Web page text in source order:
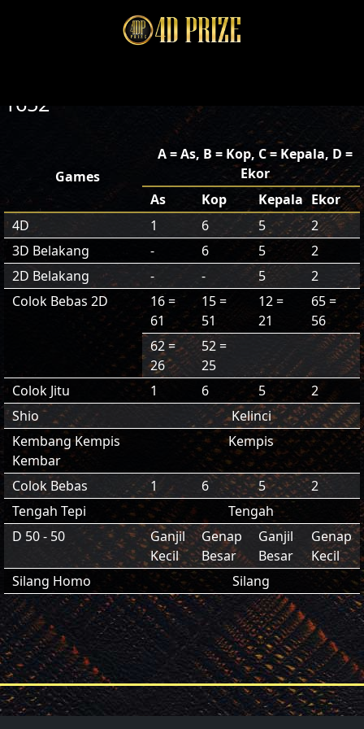
1652
Games
A = As, B = Kop, C = Kepala, D =
Ekor
As
Kop Kepala Ekor
4D
1 6 5
2
3D Belakang
- 6 5
2
2D Belakang
- - 5
2
Colok Bebas 2D
16 =
61
15 =
51
12 =
21
65 =
56
62 =
26
52 =
25
Colok Jitu
1 6 5
2
Shio
Kelinci
Kembang Kempis
Kembar
Kempis
Colok Bebas 1 6 5
2
Tengah Tepi
Tengah
D 50 - 50
Ganjil
Kecil
Genap
Besar
Ganjil
Besar
Genap
Kecil
Silang Homo
Silang